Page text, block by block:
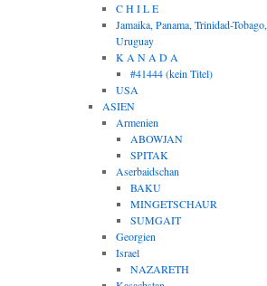
C H I L E
Jamaika, Panama, Trinidad-Tobago,
Uruguay
K A N A D A
#41444 (kein Titel)
USA
ASIEN
Armenien
ABOWJAN
SPITAK
Aserbaidschan
BAKU
MINGETSCHAUR
SUMGAIT
Georgien
Israel
NAZARETH